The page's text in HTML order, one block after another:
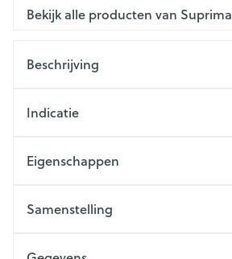
Bekijk alle producten van Suprima
Beschrijving
Indicatie
Eigenschappen
Samenstelling